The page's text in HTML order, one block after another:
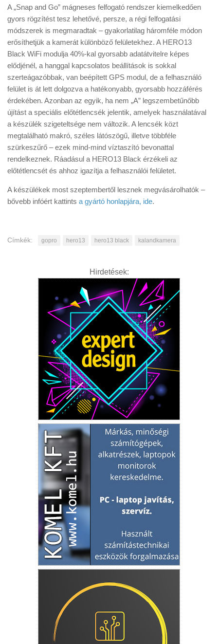
A „Snap and Go” mágneses felfogató rendszer kiemelkedően
gyors rögzítést tesz lehetővé, persze, a régi felfogatási
módszerek is megmaradtak – gyakorlatilag háromféle módon
erősíthetjük a kamerát különböző felületekhez. A HERO13
Black WiFi modulja 40%-kal gyorsabb adatátvitelre képes
elődjénél, a hanggal kapcsolatos beállítások is sokkal
szerteágazóbbak, van beépített GPS modul, de a felhasználó
felület is át lett dolgozva a hatékonyabb, gyorsabb hozzáférés
érdekében. Azonban az egyik, ha nem „A” legszembetűnőbb
újítást a speciális előtétlencsék jelentik, amelyek használatával
a készülék szigeteltsége nem változik. A lencsék közt
megtalálható makró, széles látószögű, illetve többféle
szürkeszűrő – ezek mind-mind víztaszító bevonattal
rendelkeznek. Ráadásul a HERO13 Black érzékeli az
előtétlencsét és ahhoz igazítja a felhasználói felületet.
A készülékek most szeptembertől lesznek megvásárolhatók –
bővebb infóért kattints a gyártó honlapjára, ide.
Címkék: gopro hero13 hero13 black kalandkamera
Hirdetések: